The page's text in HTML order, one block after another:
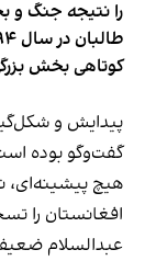
را نتیجه جنگ و
کوتاهی بخش
پیدایش و
گفت‌وگو بوده
افغانستان را
عبدالسلام